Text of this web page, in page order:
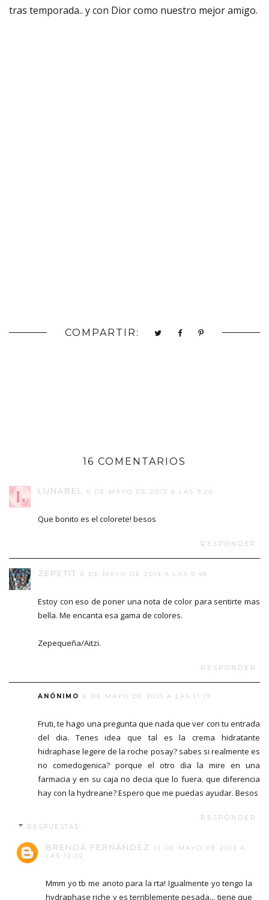
tras temporada.. y con Dior como nuestro mejor amigo.
COMPARTIR:
16 COMENTARIOS
LUNABEL 6 DE MAYO DE 2013 A LAS 9:26
Que bonito es el colorete! besos
RESPONDER
ZEPETIT 6 DE MAYO DE 2013 A LAS 9:48
Estoy con eso de poner una nota de color para sentirte mas
bella. Me encanta esa gama de colores.
Zepequeña/Aitzi.
RESPONDER
ANÓNIMO 6 DE MAYO DE 2013 A LAS 11:19
Fruti, te hago una pregunta que nada que ver con tu entrada
del dia. Tenes idea que tal es la crema hidratante
hidraphase legere de la roche posay? sabes si realmente es
no comedogenica? porque el otro dia la mire en una
farmacia y en su caja no decia que lo fuera. que diferencia
hay con la hydreane? Espero que me puedas ayudar. Besos
RESPONDER
RESPUESTAS
BRENDA FERNÁNDEZ
11 DE MAYO DE 2013 A
LAS 12:02
Mmm yo tb me anoto para la rta! Igualmente yo tengo la
hydraphase riche y es terriblemente pesada... tiene que